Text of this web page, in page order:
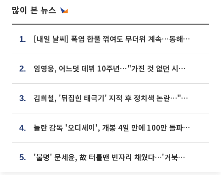
많이 본 뉴스
1. [내일 날씨] 폭염 한풀 꺾여도 무더위 계속⋯동해안 이틀 연속 비
2. 임영웅, 어느덧 데뷔 10주년⋯"가진 것 없던 시절, 내 앞엔 20명의 팬뿐"
3. 김희철, '뒤집힌 태극기' 지적 후 정치색 논란…"좌우 떠나 우리나라 국기"
4. 놀란 감독 '오디세이', 개봉 4일 만에 100만 돌파⋯'왕사남' 보다 빠르다
5. '불명' 문세윤, 故 터틀맨 빈자리 채웠다…'거북이' 눈물의 최종 우승